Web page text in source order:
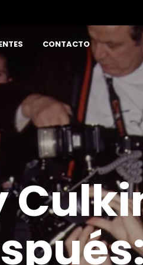
CONTACTO